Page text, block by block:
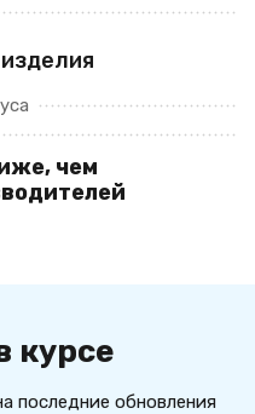
чем
курсе
последние обновления